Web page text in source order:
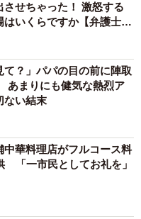
せちゃった！ 激怒する
いくらですか【弁護士が
て？」パパの目の前に陣取
あまりにも健気な熱烈ア
ない結末
中華料理店がフルコース料
「一市民としてお礼を」